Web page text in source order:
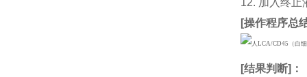
12. 加入终止
[操作程序总
[结果判断]：